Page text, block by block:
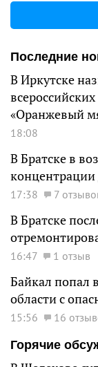
Последние
В Иркутске
«Оранжевый
18:08
В Братске в
концентрации
17:38 7
В Братске
16:47 1 отзыв
Байкал попал
области с
15:56
16
Горячие